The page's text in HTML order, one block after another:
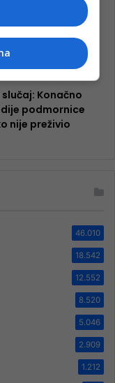
Konačno
podmornice
nije preživio
46.010
18.542
12.552
8.520
5.046
2.909
1.212